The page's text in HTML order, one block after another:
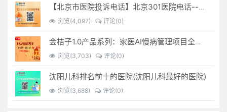
【北京市医院投诉电话】北京301医院电话--(北京301医院投诉电话多少)
浏览(4,097) 评论(0)
金桔子1.0产品系列：家医AI慢病管理项目全国招募区域合伙人，低投入，高回报，长收益
浏览(3,703) 评论(0)
沈阳儿科排名前十的医院(沈阳儿科最好的医院)
浏览(3,688) 评论(0)